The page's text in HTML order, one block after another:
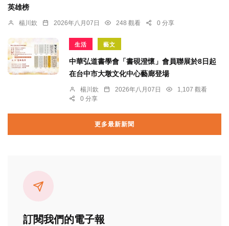
英雄榜
楊川欽 2026年八月07日 248 觀看 0 分享
生活 藝文
中華弘道書學會「書硯澄懷」會員聯展於8日起
在台中市大墩文化中心藝廊登場
楊川欽 2026年八月07日
1,107 觀看
0 分享
更多最新新聞
訂閱我們的電子報